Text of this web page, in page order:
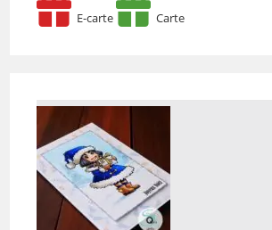
E-carte Carte